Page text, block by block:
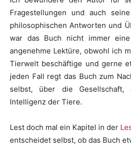
Fragestellungen und auch
philosophischen Antworten und
war das Buch nicht immer
angenehme Lektüre, obwohl ich
Tierwelt beschäftige und gerne
jeden Fall regt das Buch zum
selbst, über die
Intelligenz der Tiere.
Lest doch mal ein Kapitel in der
entscheidet selbst, ob das Buch